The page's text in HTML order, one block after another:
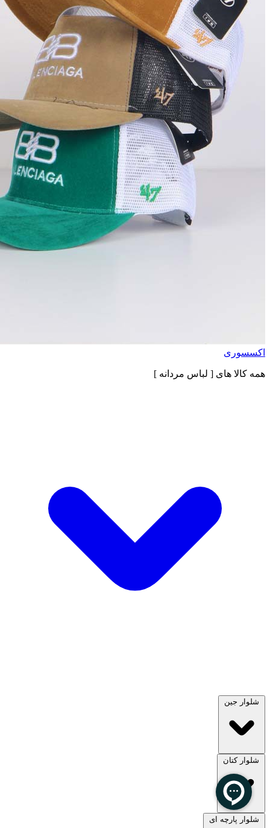
اکسسوری
همه کالا های [ لباس مردانه ]
شلوار جین
مشاهده همه
شلوار کتان
شلوار پارچه ای